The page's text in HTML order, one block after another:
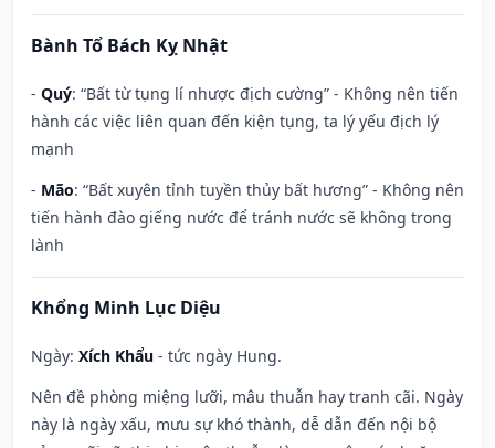
Bành Tổ Bách Kỵ Nhật
- Quý: “Bất từ tụng lí nhược địch cường” - Không nên tiến
hành các việc liên quan đến kiện tụng, ta lý yếu địch lý
mạnh
- Mão: “Bất xuyên tỉnh tuyền thủy bất hương” - Không nên
tiến hành đào giếng nước để tránh nước sẽ không trong
lành
Khổng Minh Lục Diệu
Ngày: Xích Khẩu - tức ngày Hung.
Nên đề phòng miệng lưỡi, mâu thuẫn hay tranh cãi. Ngày
này là ngày xấu, mưu sự khó thành, dễ dẫn đến nội bộ